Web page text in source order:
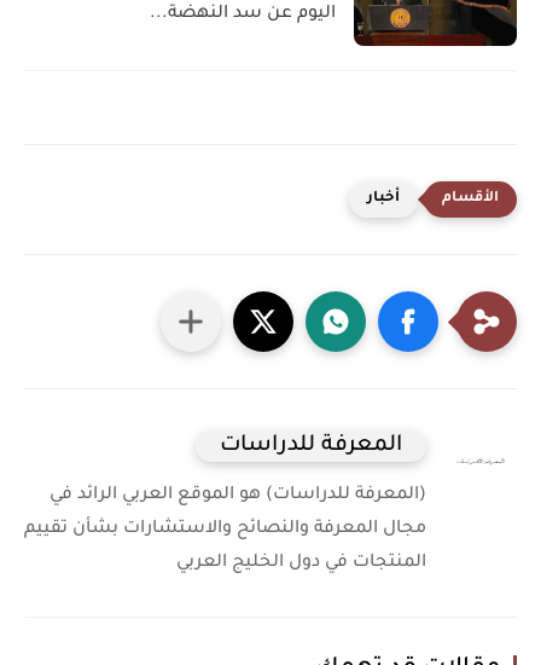
اليوم عن سد النهضة...
أخبار
المعرفة للدراسات
(المعرفة للدراسات) هو الموقع العربي الرائد في
مجال المعرفة والنصائح والاستشارات بشأن تقييم
المنتجات في دول الخليج العربي